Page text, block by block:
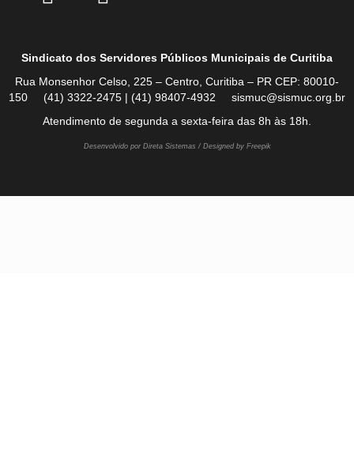
Sindicato dos Servidores Públicos Municipais de Curitiba
Rua Monsenhor Celso, 225 – Centro, Curitiba – PR CEP: 80010-
150 (41) 3322-2475 | (41) 98407-4932 sismuc@sismuc.org.br
Atendimento de segunda a sexta-feira das 8h às 18h.
Desenvolvido por Direta Sistemas / Designed by Freepik